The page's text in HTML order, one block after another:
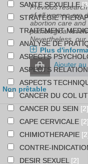
Previous
of all women are
abortion care
pathological
Nevertheless,
Plus
Ajouter
Non prêtable
SANTE SEXUELLE
STRATEGIE
TRAITEMENT
ANALYSE DE
ASPECTS
ASPECTS
ASPECTS
CANCER DU COL
CANCER DU SEIN [2]
CAPE CERVICALE [2]
CHIMIOTHERAPIE
CONTRE-
DESIR SEXUEL [2]